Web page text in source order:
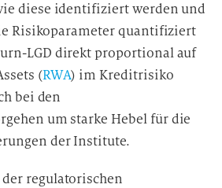
diese identifiziert werden und
Risikoparameter quantifiziert
LGD direkt proportional auf
(RWA) im Kreditrisiko
bei den
um starke Hebel für die
der Institute.
regulatorischen